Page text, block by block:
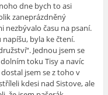
dne bych to asi
zaneprázdněný
nezbývalo času na psaní.
byla ke čtení.
Jednou jsem se
toku Tisy a navíc
jsem se z toho v
kdesi nad Sistove, ale